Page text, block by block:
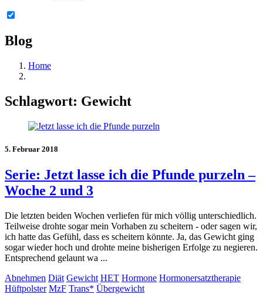
Blog
Home
Schlagwort: Gewicht
5. Februar 2018
Serie: Jetzt lasse ich die Pfunde purzeln –
Woche 2 und 3
Die letzten beiden Wochen verliefen für mich völlig unterschiedlich.
Teilweise drohte sogar mein Vorhaben zu scheitern - oder sagen wir,
ich hatte das Gefühl, dass es scheitern könnte. Ja, das Gewicht ging
sogar wieder hoch und drohte meine bisherigen Erfolge zu negieren.
Entsprechend gelaunt wa ...
Abnehmen Diät Gewicht HET Hormone Hormonersatztherapie
Hüftpolster MzF Trans* Übergewicht